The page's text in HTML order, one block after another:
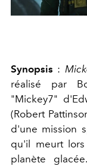
Synopsis :
réalisé par
"Mickey7"
(Robert
d'une mission
qu'il meurt
planète